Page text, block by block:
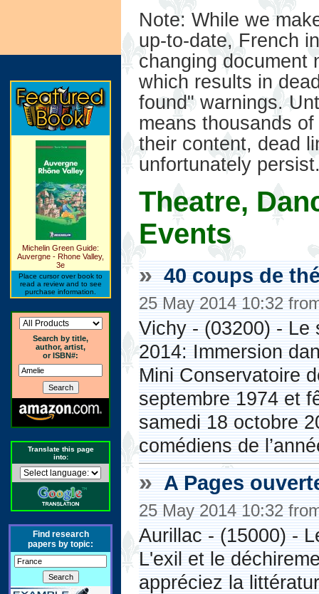
Michelin Green Guide:
Auvergne - Rhone Valley,
3e
Place cursor over book to
read a review and to see
purchase information.
Search by title,
author, artist,
or ISBN#:
Translate this page
into:
Find research
papers by topic:
Note: While we
up-to-date, French
changing
which results in
found" warnings.
means thousands
their content, dead
unfortunately
Theatre,
Events
» 40 coups de
25 May 2014 10:32
Vichy - (03200) - Le
2014: Immersion
Mini Conservatoire
septembre 1974 et
samedi 18 octobre
comédiens de
» A Pages
25 May 2014 10:32
Aurillac - (15000) -
L'exil et le
appréciez la